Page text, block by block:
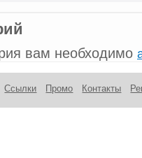
вам необходимо
Ссылки Промо Контакты